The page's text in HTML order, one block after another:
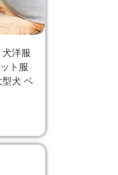
洋服
ト服
型犬 ペ